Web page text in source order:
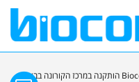
מערכת בקרת כניסה של Biocom הותקנה במרכז הקורונה בבית